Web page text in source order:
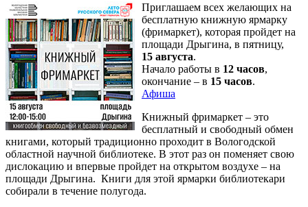
Приглашаем всех желающих на
бесплатную книжную ярмарку
(фримаркет), которая пройдет на
площади Дрыгина, в пятницу,
15 августа.
Начало работы в 12 часов,
окончание – в 15 часов.
Афиша
Книжный фримаркет – это
бесплатный и свободный обмен
книгами, который традиционно проходит в Вологодской
областной научной библиотеке. В этот раз он поменяет свою
дислокацию и впервые пройдет на открытом воздухе – на
площади Дрыгина. Книги для этой ярмарки библиотекари
собирали в течение полугода.